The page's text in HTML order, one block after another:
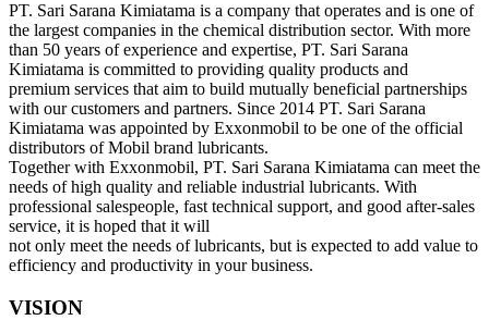
PT. Sari Sarana Kimiatama is a company that operates and is one of
the largest companies in the chemical distribution sector. With more
than 50 years of experience and expertise, PT. Sari Sarana
Kimiatama is committed to providing quality products and
premium services that aim to build mutually beneficial partnerships
with our customers and partners. Since 2014 PT. Sari Sarana
Kimiatama was appointed by Exxonmobil to be one of the official
distributors of Mobil brand lubricants.
Together with Exxonmobil, PT. Sari Sarana Kimiatama can meet the
needs of high quality and reliable industrial lubricants. With
professional salespeople, fast technical support, and good after-sales
service, it is hoped that it will
not only meet the needs of lubricants, but is expected to add value to
efficiency and productivity in your business.
VISION